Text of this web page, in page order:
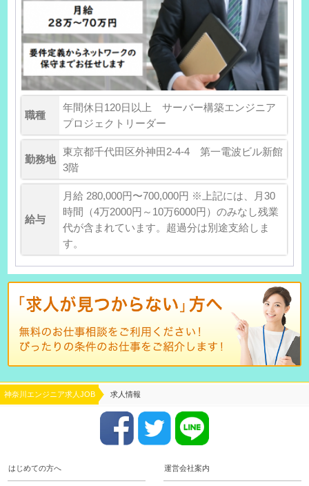
職種
年間休日120日以上 サーバー構築エンジニア
プロジェクトリーダー
勤務地
東京都千代田区外神田2-4-4 第一電波ビル新館
3階
給与
月給 280,000円〜700,000円 ※上記には、月30
時間（4万2000円～10万6000円）のみなし残業
代が含まれています。超過分は別途支給しま
す。
神奈川エンジニア求人JOB 求人情報
はじめての方へ 運営会社案内